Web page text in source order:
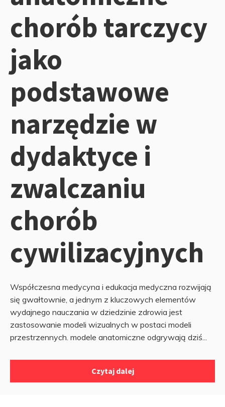
chorób tarczycy
jako
podstawowe
narzędzie w
dydaktyce i
zwalczaniu
chorób
cywilizacyjnych
Współczesna medycyna i edukacja medyczna rozwijają
się gwałtownie, a jednym z kluczowych elementów
wydajnego nauczania w dziedzinie zdrowia jest
zastosowanie modeli wizualnych w postaci modeli
przestrzennych. modele anatomiczne odgrywają dziś...
Czytaj dalej